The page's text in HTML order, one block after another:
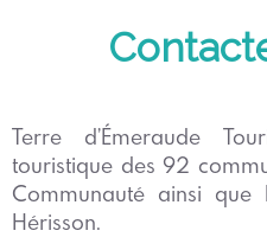
Terre d’Émeraude
touristique des 92
Communauté ainsi
Hérisson.